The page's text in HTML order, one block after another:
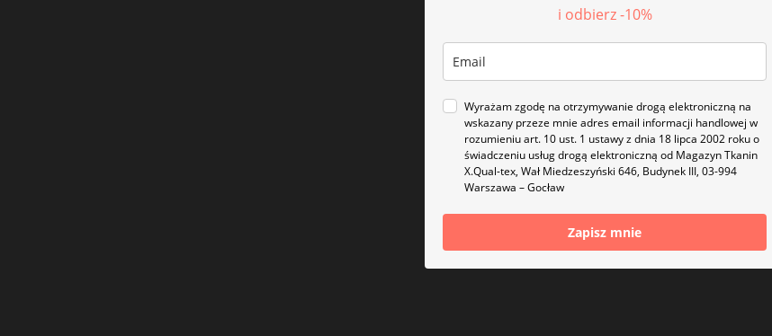
i odbierz -10%
Wyrażam zgodę na otrzymywanie drogą elektroniczną na
wskazany przeze mnie adres email informacji handlowej w
rozumieniu art. 10 ust. 1 ustawy z dnia 18 lipca 2002 roku o
świadczeniu usług drogą elektroniczną od Magazyn Tkanin
X.Qual-tex, Wał Miedzeszyński 646, Budynek III, 03-994
Warszawa – Gocław
Zapisz mnie